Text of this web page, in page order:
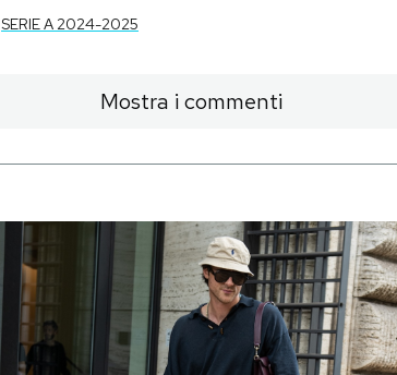
SERIE A 2024-2025
Mostra i commenti